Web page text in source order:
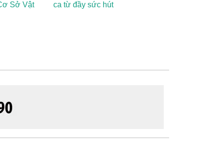
Sở Vật
ca từ đầy sức hút